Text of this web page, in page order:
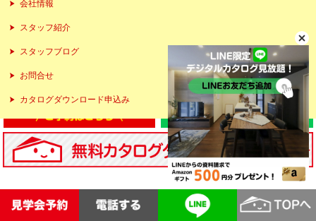
会社情報
スタッフ紹介
スタッフブログ
お問合せ
カタログダウンロード申込み